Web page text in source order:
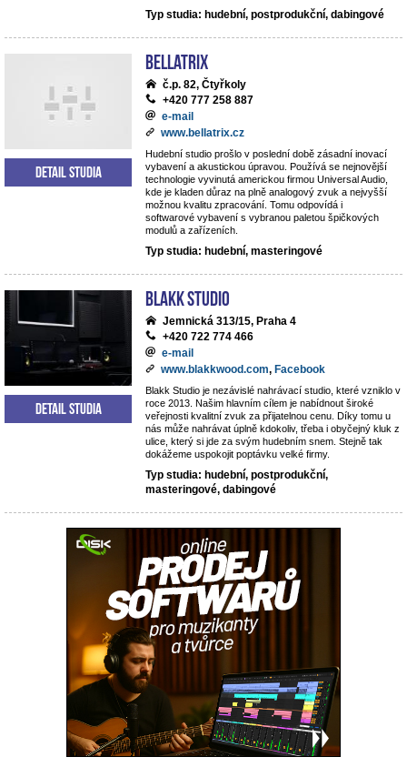
Typ studia: hudební, postprodukční, dabingové
BELLATRIX
č.p. 82, Čtyřkoly
+420 777 258 887
e-mail
www.bellatrix.cz
Hudební studio prošlo v poslední době zásadní inovací
vybavení a akustickou úpravou. Používá se nejnovější
technologie vyvinutá americkou firmou Universal Audio,
kde je kladen důraz na plně analogový zvuk a nejvyšší
možnou kvalitu zpracování. Tomu odpovídá i
softwarové vybavení s vybranou paletou špičkových
modulů a zařízeních.
Typ studia: hudební, masteringové
Detail studia
Blakk Studio
Jemnická 313/15, Praha 4
+420 722 774 466
e-mail
www.blakkwood.com, Facebook
Blakk Studio je nezávislé nahrávací studio, které vzniklo v
roce 2013. Našim hlavním cílem je nabídnout široké
veřejnosti kvalitní zvuk za přijatelnou cenu. Díky tomu u
nás může nahrávat úplně kdokoliv, třeba i obyčejný kluk z
ulice, který si jde za svým hudebním snem. Stejně tak
dokážeme uspokojit poptávku velké firmy.
Typ studia: hudební, postprodukční,
masteringové, dabingové
Detail studia